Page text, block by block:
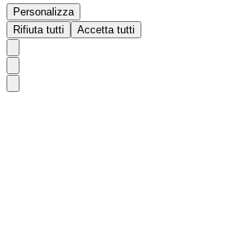
Personalizza
Rifiuta tutti
Accetta tutti